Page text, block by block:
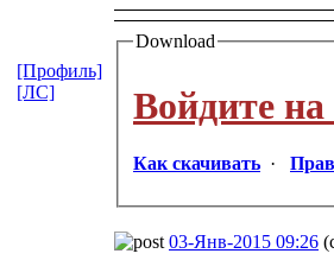
Download
Войдите на
Как скачивать ·
[Профиль]
[ЛС]
03-Янв-2015 09:26